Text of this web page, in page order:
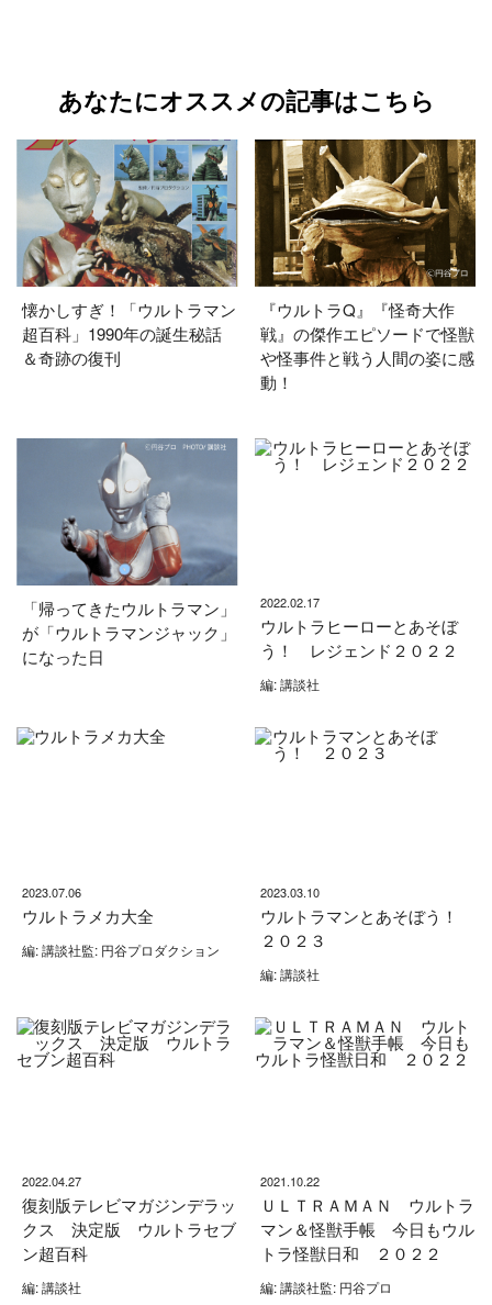
あなたにオススメの記事はこちら
懐かしすぎ！「ウルトラマン
超百科」1990年の誕生秘話
＆奇跡の復刊
『ウルトラQ』『怪奇大作
戦』の傑作エピソードで怪獣
や怪事件と戦う人間の姿に感
動！
「帰ってきたウルトラマン」
が「ウルトラマンジャック」
になった日
2022.02.17
ウルトラヒーローとあそぼ
う！ レジェンド２０２２
編: 講談社
2023.07.06
ウルトラメカ大全
編: 講談社監: 円谷プロダクション
2023.03.10
ウルトラマンとあそぼう！
２０２３
編: 講談社
2022.04.27
復刻版テレビマガジンデラッ
クス 決定版 ウルトラセブ
ン超百科
編: 講談社
2021.10.22
ＵＬＴＲＡＭＡＮ ウルトラ
マン＆怪獣手帳 今日もウル
トラ怪獣日和 ２０２２
編: 講談社監: 円谷プロ